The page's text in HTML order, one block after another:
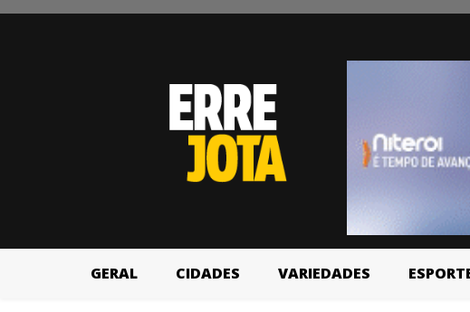
GERAL CIDADES VARIEDADES